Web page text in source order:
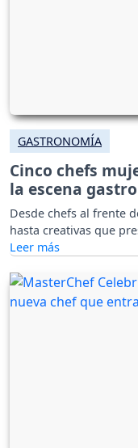
GASTRONOMÍA
Cinco chefs
la escena
Desde chefs al frente
hasta creativas que